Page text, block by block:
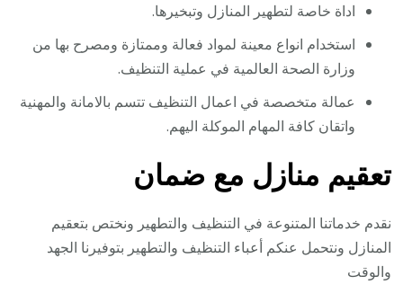
اداة خاصة لتطهير المنازل وتبخيرها.
استخدام انواع معينة لمواد فعالة وممتازة ومصرح بها من
وزارة الصحة العالمية في عملية التنظيف.
عمالة متخصصة في اعمال التنظيف تتسم بالامانة والمهنية
واتقان كافة المهام الموكلة اليهم.
تعقيم منازل مع ضمان
نقدم خدماتنا المتنوعة في التنظيف والتطهير ونختص بتعقيم
المنازل ونتحمل عنكم أعباء التنظيف والتطهير بتوفيرنا الجهد
والوقت